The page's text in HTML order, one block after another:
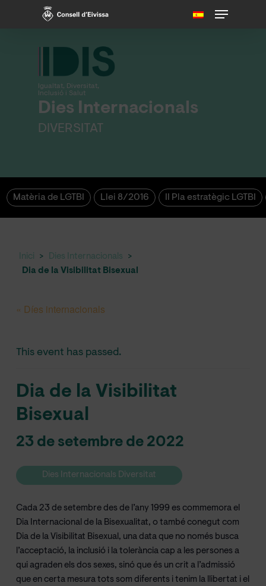
Menu
Igualtat, Diversitat,
Inclusió i Salut
Dies Internacionals
DIVERSITAT
Matèria de LGTBI Llei 8/2016 II Pla estratègic LGTBI
Inici > Dies Internacionals
>
Dia de la Visibilitat Bisexual
« Díes internacionals
This event has passed.
Dia de la Visibilitat
Bisexual
23 de setembre de 2022
Dies Internacionals Diversitat
Cada 23 de setembre des de l’any 1999 es commemora el
Dia Internacional de la Bisexualitat, o també conegut com
Dia de la Visibilitat Bisexual, una data que no només busca
l’acceptació, la inclusió i la tolerància cap a les persones a
qui agraden els dos sexes, sinó que és un crit a l’admissió
que en certa mesura tots som diferents i tenim la llibertat i el